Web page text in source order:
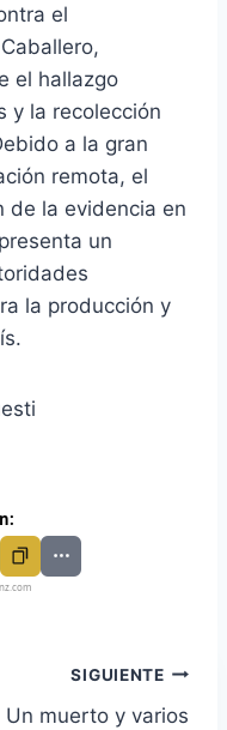
el
el hallazgo
y la recolección
a la gran
remota, el
de la evidencia en
un
la producción y
SIGUIENTE
Un muerto y varios